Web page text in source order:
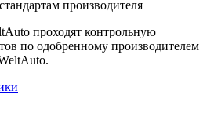
производителя
проходят контрольную
по одобренному производителем